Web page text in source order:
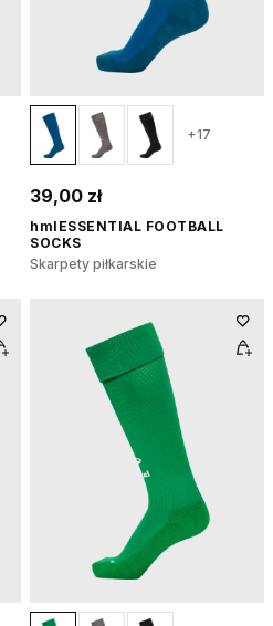
+17
39,00 zł
hmlESSENTIAL FOOTBALL
SOCKS
Skarpety piłkarskie